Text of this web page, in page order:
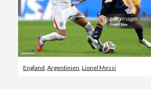
England, Argentinien, Lionel Messi